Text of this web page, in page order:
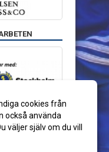
cookies från
också använda
väljer själv om du vill